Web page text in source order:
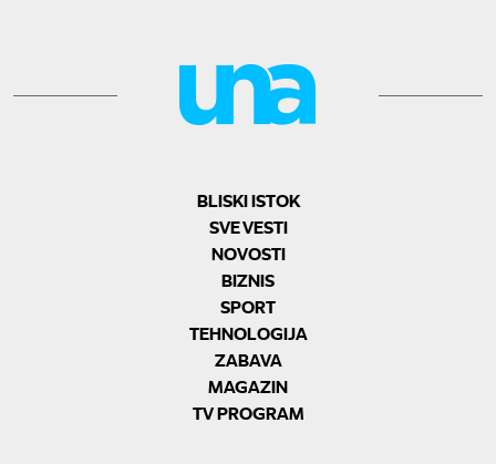
BLISKI ISTOK
SVE VESTI
NOVOSTI
BIZNIS
SPORT
TEHNOLOGIJA
ZABAVA
MAGAZIN
TV PROGRAM